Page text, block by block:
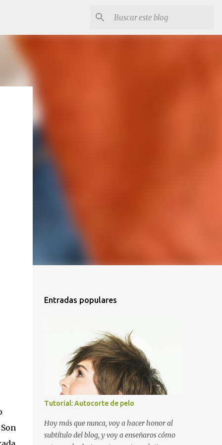
Entradas populares
Tutorial: Autocorte de pelo
Hoy más que nunca, voy a hacer honor al
subtítulo del blog, y voy a enseñaros cómo